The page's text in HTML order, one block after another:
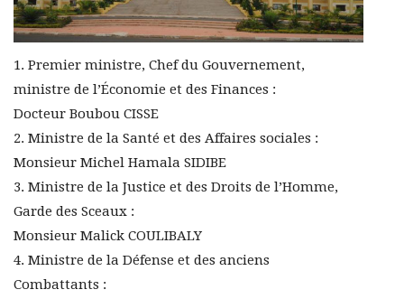
1. Premier ministre, Chef du Gouvernement,
ministre de l’Économie et des Finances :
Docteur Boubou CISSE
2. Ministre de la Santé et des Affaires sociales :
Monsieur Michel Hamala SIDIBE
3. Ministre de la Justice et des Droits de l’Homme,
Garde des Sceaux :
Monsieur Malick COULIBALY
4. Ministre de la Défense et des anciens
Combattants :